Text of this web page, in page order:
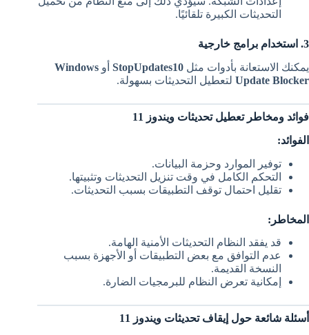
التحديثات الكبيرة تلقائيًا.
3. استخدام برامج خارجية
يمكنك الاستعانة بأدوات مثل StopUpdates10 أو Windows
Update Blocker لتعطيل التحديثات بسهولة.
فوائد ومخاطر تعطيل تحديثات ويندوز 11
الفوائد:
توفير الموارد وحزمة البيانات.
التحكم الكامل في وقت تنزيل التحديثات وتثبيتها.
تقليل احتمال توقف التطبيقات بسبب التحديثات.
المخاطر:
قد يفقد النظام التحديثات الأمنية الهامة.
عدم التوافق مع بعض التطبيقات أو الأجهزة بسبب
النسخة القديمة.
إمكانية تعرض النظام للبرمجيات الضارة.
أسئلة شائعة حول إيقاف تحديثات ويندوز 11